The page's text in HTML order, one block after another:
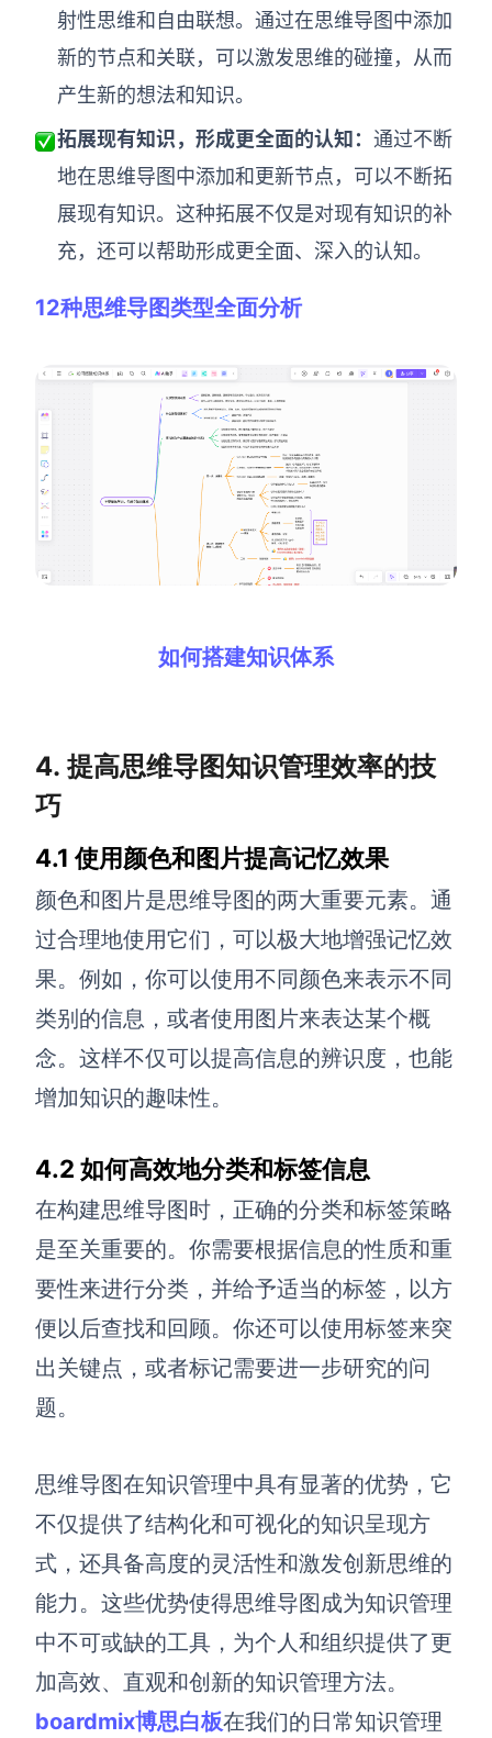
射性思维和自由联想。通过在思维导图中添加
新的节点和关联，可以激发思维的碰撞，从而
产生新的想法和知识。
拓展现有知识，形成更全面的认知： 通过不断
地在思维导图中添加和更新节点，可以不断拓
展现有知识。这种拓展不仅是对现有知识的补
充，还可以帮助形成更全面、深入的认知。
12种思维导图类型全面分析
如何搭建知识体系
4. 提高思维导图知识管理效率的技
巧
4.1 使用颜色和图片提高记忆效果
颜色和图片是思维导图的两大重要元素。通
过合理地使用它们，可以极大地增强记忆效
果。例如，你可以使用不同颜色来表示不同
类别的信息，或者使用图片来表达某个概
念。这样不仅可以提高信息的辨识度，也能
增加知识的趣味性。
4.2 如何高效地分类和标签信息
在构建思维导图时，正确的分类和标签策略
是至关重要的。你需要根据信息的性质和重
要性来进行分类，并给予适当的标签，以方
便以后查找和回顾。你还可以使用标签来突
出关键点，或者标记需要进一步研究的问
题。
思维导图在知识管理中具有显著的优势，它
不仅提供了结构化和可视化的知识呈现方
式，还具备高度的灵活性和激发创新思维的
能力。这些优势使得思维导图成为知识管理
中不可或缺的工具，为个人和组织提供了更
加高效、直观和创新的知识管理方法。
boardmix博思白板在我们的日常知识管理